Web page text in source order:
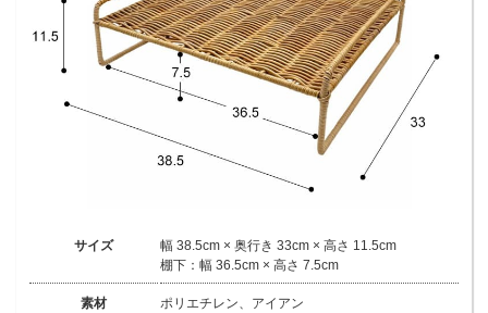
サイズ
幅 38.5cm × 奥行き 33cm × 高さ 11.5cm
棚下：幅 36.5cm × 高さ 7.5cm
素材 ポリエチレン、アイアン